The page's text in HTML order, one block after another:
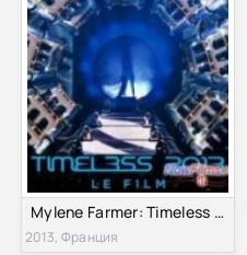
Mylene Farmer: Timeless 2013 - Le Film (2013)
2013, Франция